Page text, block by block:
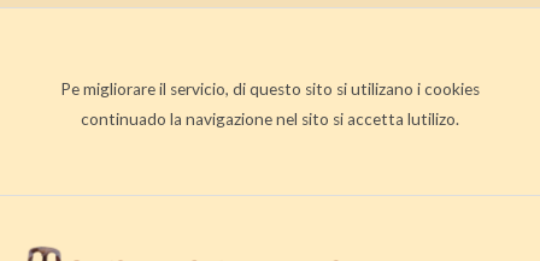
Pe migliorare il servicio, di questo sito si utilizano i cookies
continuado la navigazione nel sito si accetta lutilizo.